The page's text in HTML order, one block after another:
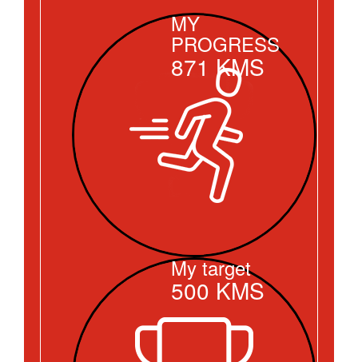
MY
PROGRESS
871 KMS
My target
500 KMS